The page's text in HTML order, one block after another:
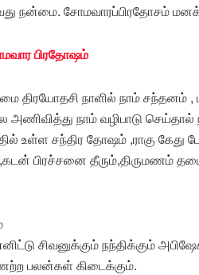
நன்மை. சோமவாரப்பிரதோசம்
பிரதோஷம்
திரயோதசி நாளில் நாம் சந்தனம்
அணிவித்து நாம் வழிபாடு
உள்ள சந்திர தோஷம் ,ராகு
பிரச்சனை தீரும்,திருமணம் தடை
சிவனுக்கும் நந்திக்கும்
பலன்கள் கிடைக்கும்.